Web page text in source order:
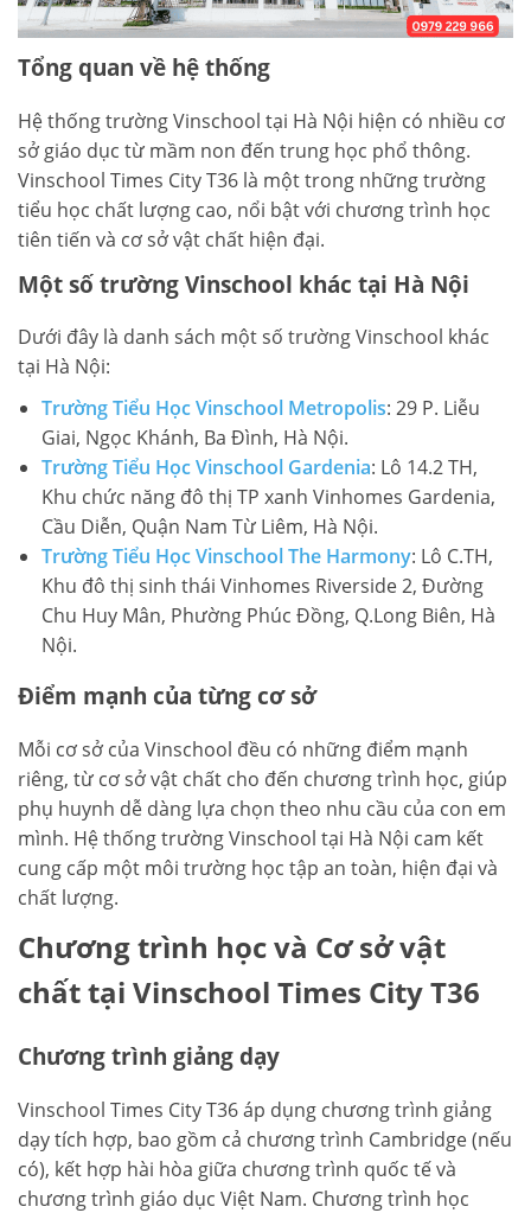
Tổng quan về hệ thống
Hệ thống trường Vinschool tại Hà Nội hiện có nhiều cơ
sở giáo dục từ mầm non đến trung học phổ thông.
Vinschool Times City T36 là một trong những trường
tiểu học chất lượng cao, nổi bật với chương trình học
tiên tiến và cơ sở vật chất hiện đại.
Một số trường Vinschool khác tại Hà Nội
Dưới đây là danh sách một số trường Vinschool khác
tại Hà Nội:
Trường Tiểu Học Vinschool Metropolis: 29 P. Liễu
Giai, Ngọc Khánh, Ba Đình, Hà Nội.
Trường Tiểu Học Vinschool Gardenia: Lô 14.2 TH,
Khu chức năng đô thị TP xanh Vinhomes Gardenia,
Cầu Diễn, Quận Nam Từ Liêm, Hà Nội.
Trường Tiểu Học Vinschool The Harmony: Lô C.TH,
Khu đô thị sinh thái Vinhomes Riverside 2, Đường
Chu Huy Mân, Phường Phúc Đồng, Q.Long Biên, Hà
Nội.
Điểm mạnh của từng cơ sở
Mỗi cơ sở của Vinschool đều có những điểm mạnh
riêng, từ cơ sở vật chất cho đến chương trình học, giúp
phụ huynh dễ dàng lựa chọn theo nhu cầu của con em
mình. Hệ thống trường Vinschool tại Hà Nội cam kết
cung cấp một môi trường học tập an toàn, hiện đại và
chất lượng.
Chương trình học và Cơ sở vật
chất tại Vinschool Times City T36
Chương trình giảng dạy
Vinschool Times City T36 áp dụng chương trình giảng
dạy tích hợp, bao gồm cả chương trình Cambridge (nếu
có), kết hợp hài hòa giữa chương trình quốc tế và
chương trình giáo dục Việt Nam. Chương trình học